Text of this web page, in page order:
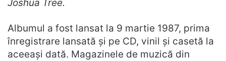
Joshua Tree.
Albumul a fost lansat la 9 martie 1987, prima
înregistrare lansată și pe CD, vinil și casetă la
aceeași dată. Magazinele de muzică din